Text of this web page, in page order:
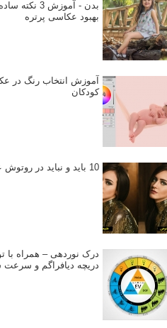
بدن - آموزش 3
بهبود عکاسی پرتره
آموزش انتخاب رنگ در
کودکان
10 باید و نباید در روتوش عکس ها
دریچه دیافراگم و سرعت